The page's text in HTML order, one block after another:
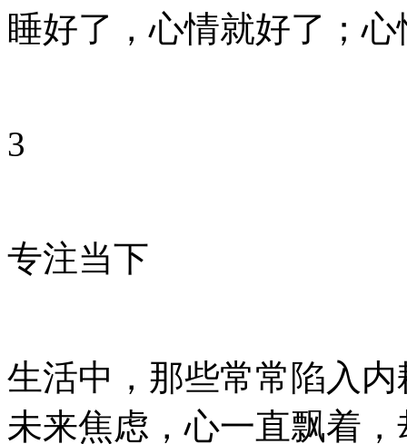
睡好了，心情就好了；
3
专注当下
生活中，那些常常陷入
未来焦虑，心一直飘着